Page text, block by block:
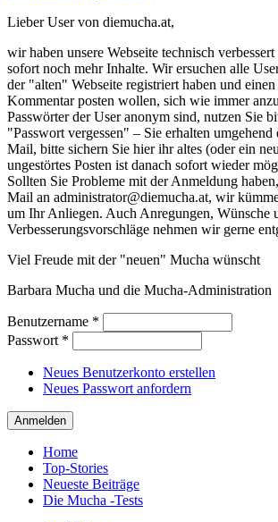
Lieber User von diemucha.at,
wir haben unsere Webseite technisch
sofort noch mehr Inhalte. Wir ersuchen alle
der "alten" Webseite registriert haben und
Kommentar posten wollen, sich wie immer
Passwörter der User anonym sind, nutzen Sie
"Passwort vergessen" – Sie erhalten
Mail, bitte sichern Sie hier ihr altes (oder ein
ungestörtes Posten ist danach sofort wieder
Sollten Sie Probleme mit der Anmeldung
Mail an administrator@diemucha.at, wir
um Ihr Anliegen. Auch Anregungen, Wünsche
Verbesserungsvorschläge nehmen wir gerne
Viel Freude mit der "neuen" Mucha wünscht
Barbara Mucha und die Mucha-Administration
Benutzername *
Passwort *
Neues Benutzerkonto erstellen
Neues Passwort anfordern
Home
Top-Stories
Neueste Beiträge
Die Mucha -Tests